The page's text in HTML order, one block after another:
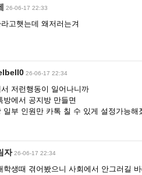
26-06-17 22:33
고햇는데 왜저러는겨
26-06-17 22:34
저런행동이 일어나니까
방에서 공지방 만들면
일부 인원만 카톡 칠 수 있게 설정가능해
자 26-06-17 22:34
학생때 겪어봤으니 사회에서 안그러길